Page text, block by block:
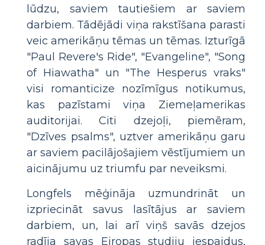
lūdzu, saviem tautiešiem ar saviem
darbiem. Tādējādi viņa rakstīšana parasti
veic amerikāņu tēmas un tēmas. Izturīgā
"Paul Revere's Ride", "Evangeline", "Song
of Hiawatha" un "The Hesperus vraks"
visi romanticize nozīmīgus notikumus,
kas pazīstami viņa Ziemeļamerikas
auditorijai. Citi dzejoļi, piemēram,
"Dzīves psalms", uztver amerikāņu garu
ar saviem pacilājošajiem vēstījumiem un
aicinājumu uz triumfu par neveiksmi.
Longfels mēģināja uzmundrināt un
izpriecināt savus lasītājus ar saviem
darbiem, un, lai arī viņš savās dzejos
radīja savas Eiropas studiju iespaidus,